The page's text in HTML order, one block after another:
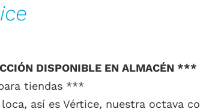
DISPONIBLE EN ALMACÉN ***
tiendas ***
así es Vértice, nuestra octava